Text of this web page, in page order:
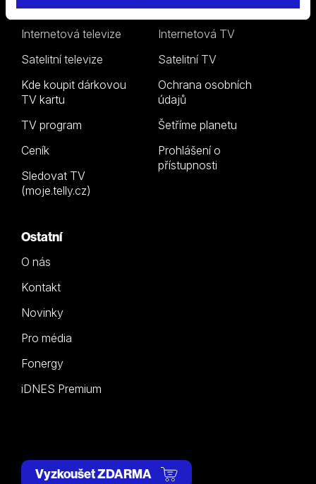
Televize
Internetová televize
Satelitní televize
Kde koupit dárkovou
TV kartu
TV program
Ceník
Sledovat TV
(moje.telly.cz)
Podpora
Internetová TV
Satelitní TV
Ochrana osobních
údajů
Šetříme planetu
Prohlášení o
přístupnosti
Ostatní
O nás
Kontakt
Novinky
Pro média
Fonergy
iDNES Premium
Vyzkoušet ZDARMA